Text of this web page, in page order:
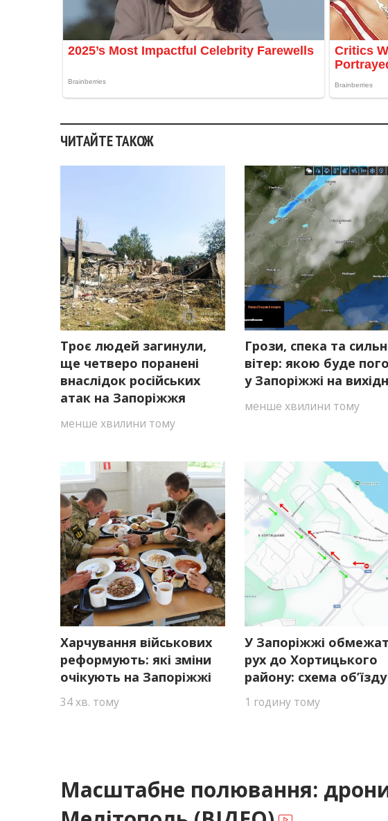
ЧИТАЙТЕ ТАКОЖ
Троє людей загинули,
ще четверо поранені
внаслідок російських
атак на Запоріжжя
менше хвилини тому
Грози, спека та
вітер: якою буде
у Запоріжжі на
менше хвилини тому
Харчування військових
реформують: які зміни
очікують на Запоріжжі
34 хв. тому
У Запоріжжі
рух до Хортицького
району: схема об’їзду
1 годину тому
Масштабне полювання: